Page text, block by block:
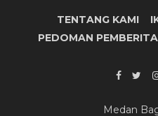
TENTANG KAMI
PEDOMAN
Medan